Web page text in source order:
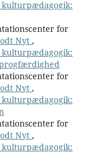
kulturpædagogik:
for
Nyt ,
kulturpædagogik:
for
Nyt ,
kulturpædagogik:
for
Nyt ,
kulturpædagogik: